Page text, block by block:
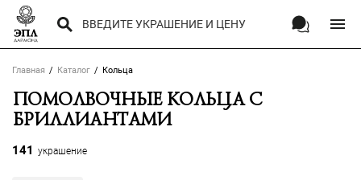
Главная Каталог Кольца
ПОМОЛВОЧНЫЕ КОЛЬЦА С
БРИЛЛИАНТАМИ
141 украшение